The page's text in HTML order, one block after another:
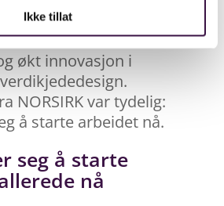
Ikke tillat
kontroll på
risiko for
økt innovasjon i
NORSIRK var tydelig:
å starte arbeidet nå.
seg å starte
nå